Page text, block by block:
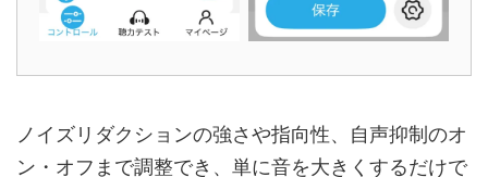
ノイズリダクションの強さや指向性、自声抑制のオ
ン・オフまで調整でき、単に音を大きくするだけで